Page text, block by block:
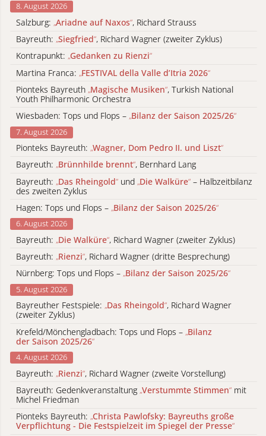
8. August 2026
Salzburg: „Ariadne auf Naxos“, Richard Strauss
Bayreuth: „Siegfried“, Richard Wagner (zweiter Zyklus)
Kontrapunkt: „Gedanken zu Rienzi“
Martina Franca: „FESTIVAL della Valle d’Itria 2026“
Pionteks Bayreuth „Magische Musiken“, Turkish National
Youth Philharmonic Orchestra
Wiesbaden: Tops und Flops – „Bilanz der Saison 2025/26“
7. August 2026
Pionteks Bayreuth: „Wagner, Dom Pedro II. und Liszt“
Bayreuth: „Brünnhilde brennt“, Bernhard Lang
Bayreuth: „Das Rheingold“ und „Die Walküre“ – Halbzeitbilanz
des zweiten Zyklus
Hagen: Tops und Flops – „Bilanz der Saison 2025/26“
6. August 2026
Bayreuth: „Die Walküre“, Richard Wagner (zweiter Zyklus)
Bayreuth: „Rienzi“, Richard Wagner (dritte Besprechung)
Nürnberg: Tops und Flops – „Bilanz der Saison 2025/26“
5. August 2026
Bayreuther Festspiele: „Das Rheingold“, Richard Wagner
(zweiter Zyklus)
Krefeld/Mönchengladbach: Tops und Flops – „Bilanz
der Saison 2025/26“
4. August 2026
Bayreuth: „Rienzi“, Richard Wagner (zweite Vorstellung)
Bayreuth: Gedenkveranstaltung „Verstummte Stimmen“ mit
Michel Friedman
Pionteks Bayreuth: „Christa Pawlofsky: Bayreuths große
Verpflichtung - Die Festspielzeit im Spiegel der Presse“